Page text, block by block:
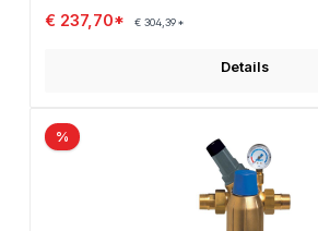
€ 237,70* € 304,39*
Details
%